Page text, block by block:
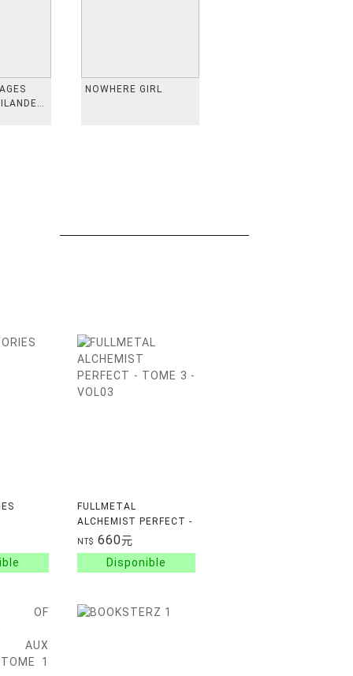
NOWHERE GIRL
FULLMETAL
ALCHEMIST PERFECT -
TOME 3 - VOL03
NT$ 660元